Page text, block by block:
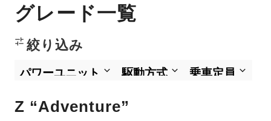
グレード一覧
絞り込み
Z “Adventure”